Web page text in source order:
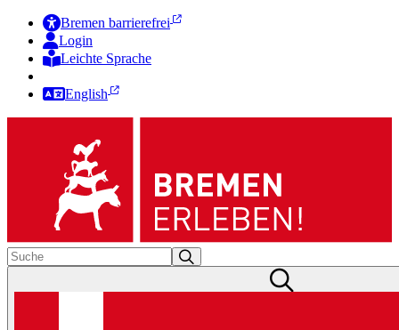
Bremen barrierefrei
Login
Leichte Sprache
English